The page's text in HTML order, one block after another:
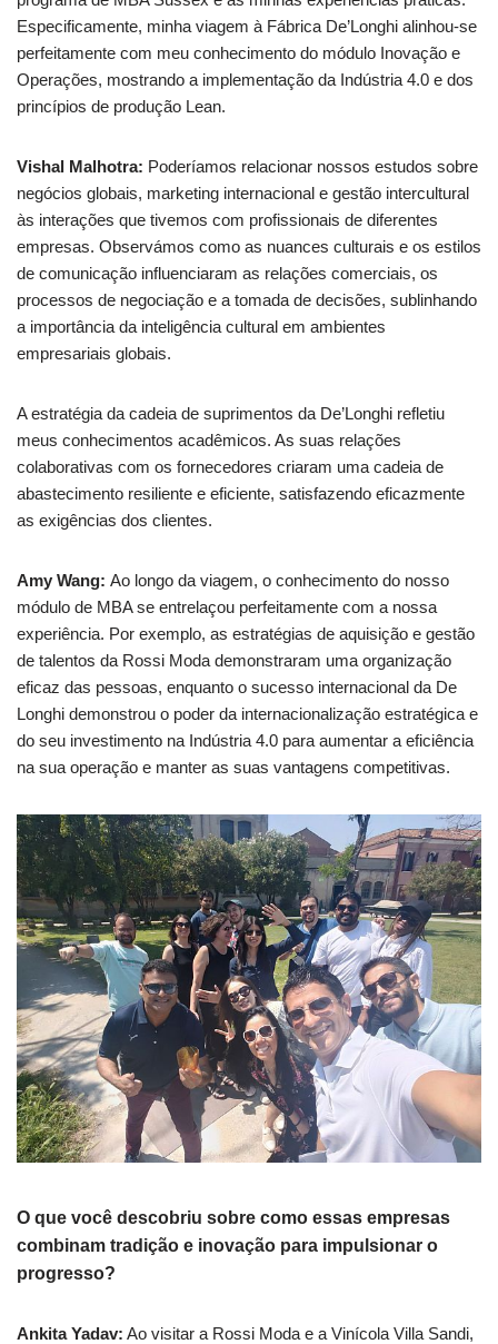
Especificamente, minha viagem à Fábrica De’Longhi alinhou-se
perfeitamente com meu conhecimento do módulo Inovação e
Operações, mostrando a implementação da Indústria 4.0 e dos
princípios de produção Lean.
Vishal Malhotra: Poderíamos relacionar nossos estudos sobre
negócios globais, marketing internacional e gestão intercultural
às interações que tivemos com profissionais de diferentes
empresas. Observámos como as nuances culturais e os estilos
de comunicação influenciaram as relações comerciais, os
processos de negociação e a tomada de decisões, sublinhando
a importância da inteligência cultural em ambientes
empresariais globais.
A estratégia da cadeia de suprimentos da De’Longhi refletiu
meus conhecimentos acadêmicos. As suas relações
colaborativas com os fornecedores criaram uma cadeia de
abastecimento resiliente e eficiente, satisfazendo eficazmente
as exigências dos clientes.
Amy Wang: Ao longo da viagem, o conhecimento do nosso
módulo de MBA se entrelaçou perfeitamente com a nossa
experiência. Por exemplo, as estratégias de aquisição e gestão
de talentos da Rossi Moda demonstraram uma organização
eficaz das pessoas, enquanto o sucesso internacional da De
Longhi demonstrou o poder da internacionalização estratégica e
do seu investimento na Indústria 4.0 para aumentar a eficiência
na sua operação e manter as suas vantagens competitivas.
O que você descobriu sobre como essas empresas
combinam tradição e inovação para impulsionar o
progresso?
Ankita Yadav: Ao visitar a Rossi Moda e a Vinícola Villa Sandi,